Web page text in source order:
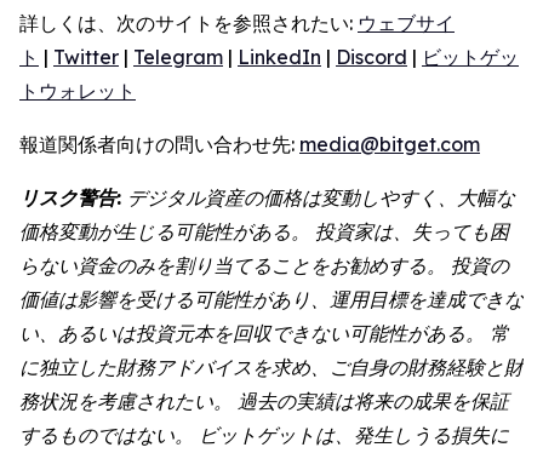
詳しくは、次のサイトを参照されたい: ウェブサイ
ト | Twitter | Telegram | LinkedIn | Discord | ビットゲッ
トウォレット
報道関係者向けの問い合わせ先: media@bitget.com
リスク警告: デジタル資産の価格は変動しやすく、大幅な
価格変動が生じる可能性がある。 投資家は、失っても困
らない資金のみを割り当てることをお勧めする。 投資の
価値は影響を受ける可能性があり、運用目標を達成できな
い、あるいは投資元本を回収できない可能性がある。 常
に独立した財務アドバイスを求め、ご自身の財務経験と財
務状況を考慮されたい。 過去の実績は将来の成果を保証
するものではない。 ビットゲットは、発生しうる損失に